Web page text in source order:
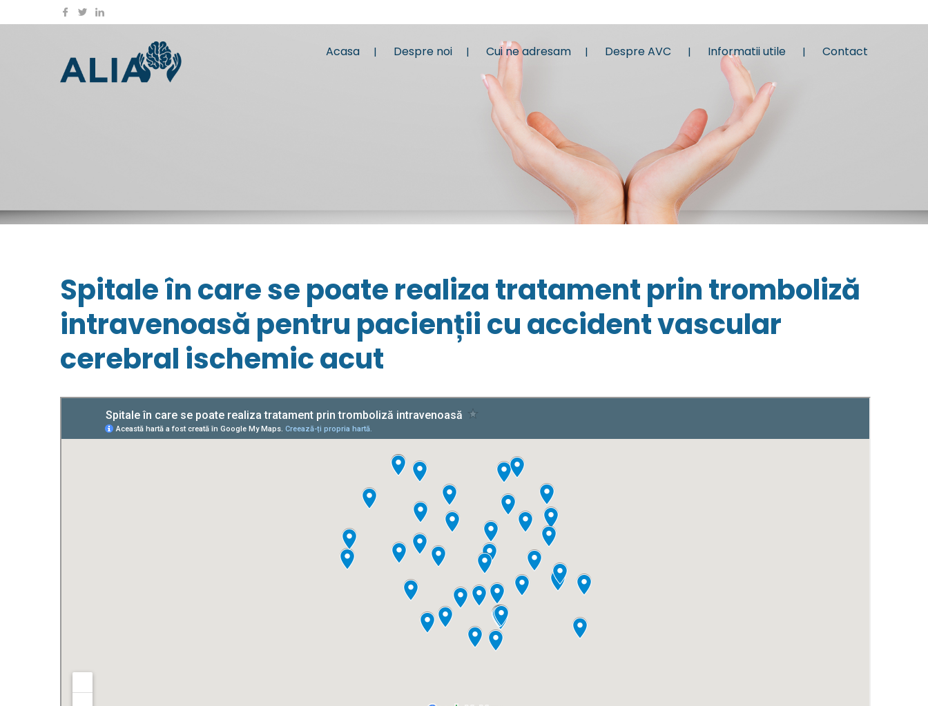
Acasa Despre noi Cui ne adresam Despre AVC Informatii utile Contact
Spitale în care se poate realiza tratament prin tromboliză
intravenoasă pentru pacienții cu accident vascular
cerebral ischemic acut